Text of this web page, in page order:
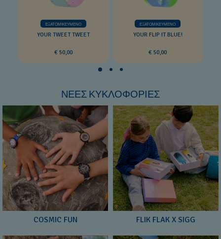
ΕΞΑΤΟΜΙΚΕΥΜΈΝΟ
YOUR TWEET TWEET
€ 50,00
ΕΞΑΤΟΜΙΚΕΥΜΈΝΟ
YOUR FLIP IT BLUE!
€ 50,00
ΝΕΕΣ ΚΥΚΛΟΦΟΡΙΕΣ
COSMIC FUN FLIK FLAK X SIGG